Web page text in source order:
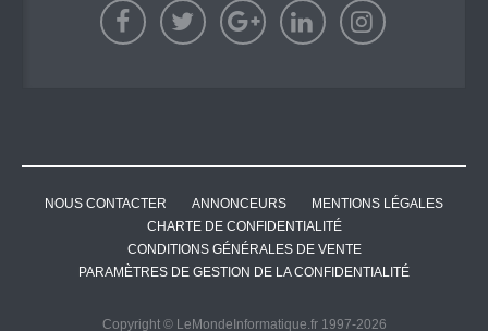
NOUS CONTACTER ANNONCEURS
MENTIONS LÉGALES
CHARTE DE CONFIDENTIALITÉ
CONDITIONS GÉNÉRALES DE VENTE
PARAMÈTRES DE GESTION DE LA CONFIDENTIALITÉ
Copyright © LeMondeInformatique.fr 1997-2026